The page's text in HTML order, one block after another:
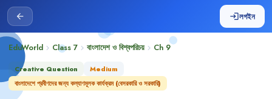
arrow_back loginলগইন
EduWorld chevron_right Class 7 chevron_right বাংলাদেশ ও বিশ্বপরিচয় chevron_right Ch 9
Creative Question
Medium
বাংলাদেশে প্রবীণদের জন্য কল্যাণমূলক কার্যক্রম (বেসরকারি ও সরকারি)